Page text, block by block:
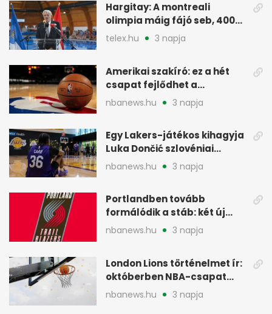
Hargitay: A montreali
olimpia máig fájó seb, 400
vegyesen 4. lett
telex.hu 3 napja
Amerikai szakíró: ez a hét
csapat fejlődhet a
legtöbbet az NBA-ben
nbanews.hu 3 napja
Egy Lakers-játékos kihagyja
Luka Dončić szlovéniai
minicampjét
nbanews.hu 3 napja
Portlandben tovább
formálódik a stáb: két új
szakember a Blazersnél
nbanews.hu 3 napja
London Lions történelmet ír:
októberben NBA-csapat
ellen lép pályára
nbanews.hu 3 napja